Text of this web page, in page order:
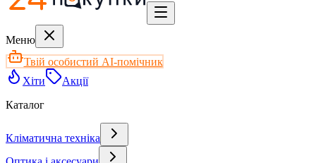
Меню
Твій особистий AI-помічник
Хіти
Акції
Каталог
Кліматична техніка